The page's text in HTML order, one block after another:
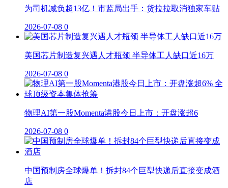
为司机减负超13亿！市监局出手：货拉拉取消独家车贴
2026-07-08 0
美国芯片制造复兴遇人才瓶颈 半导体工人缺口近16万
2026-07-08 0
物理AI第一股Momenta港股今日上市：开盘涨超6
2026-07-08 0
中国预制房全球爆单！拆封84个巨型快递后直接变成酒
店